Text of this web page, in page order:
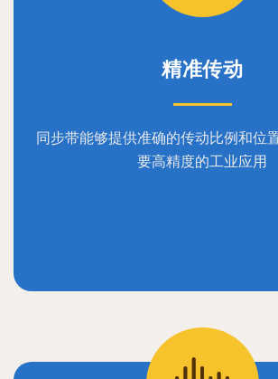
精准传动
同步带能够提供准确的传动比例和位
要高精度的工业应用